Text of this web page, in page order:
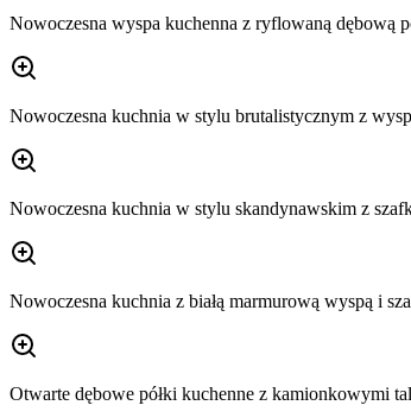
Nowoczesna wyspa kuchenna z ryflowaną dębową
Nowoczesna kuchnia w stylu brutalistycznym z
Nowoczesna kuchnia w stylu skandynawskim z
Nowoczesna kuchnia z białą marmurową wyspą i
Otwarte dębowe półki kuchenne z kamionkowymi